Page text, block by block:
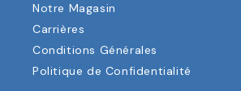
Notre Magasin
Carrières
Conditions Générales
Politique de Confidentialité